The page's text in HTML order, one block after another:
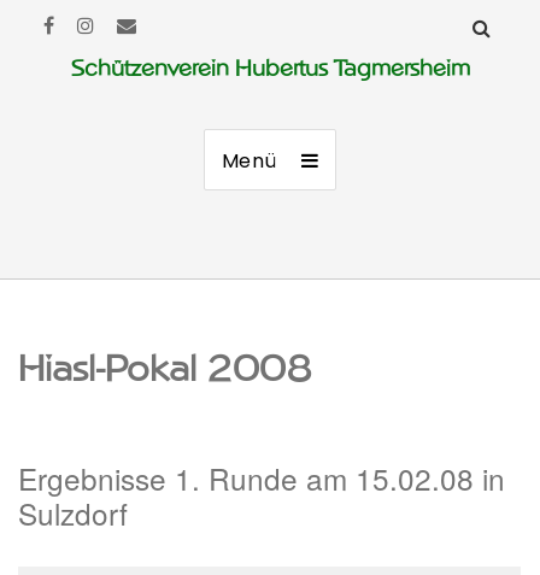
Schützenverein Hubertus Tagmersheim
Menü
Hiasl-Pokal 2008
Ergebnisse 1. Runde am 15.02.08 in
Sulzdorf